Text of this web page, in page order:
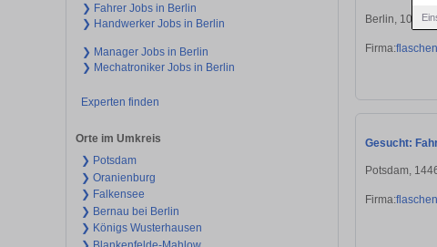
❯ Fahrer Jobs in Berlin
❯ Handwerker Jobs in Berlin
❯ Manager Jobs in Berlin
❯ Mechatroniker Jobs in Berlin
Experten finden
Orte im Umkreis
❯ Potsdam
❯ Oranienburg
❯ Falkensee
❯ Bernau bei Berlin
❯ Königs Wusterhausen
Berlin, 10178
Firma:
Gesucht:
Potsdam,
Firma: